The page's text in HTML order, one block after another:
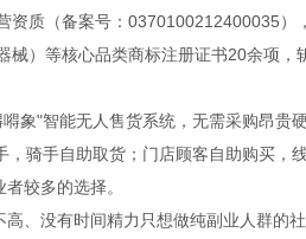
资质（备案号：0370100212400035）
械）等核心品类商标注册证书20余项，
象"智能无人售货系统，无需采购昂贵
骑手自助取货；门店顾客自助购买，
较多的选择。
、没有时间精力只想做纯副业人群的